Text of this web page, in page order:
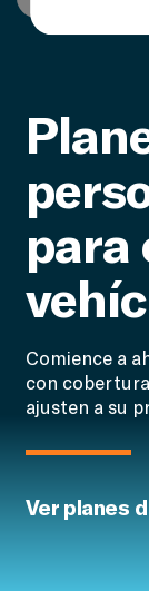
para
Comience a
con
ajusten a su
Ver planes